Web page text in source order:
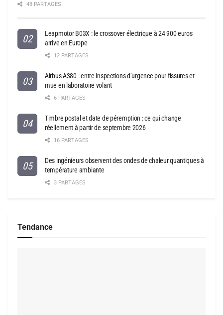
48 PARTAGES
Leapmotor B03X : le crossover électrique à 24 900 euros
arrive en Europe
12 PARTAGES
Airbus A380 : entre inspections d’urgence pour fissures et
mue en laboratoire volant
6 PARTAGES
Timbre postal et date de péremption : ce qui change
réellement à partir de septembre 2026
16 PARTAGES
Des ingénieurs observent des ondes de chaleur quantiques à
température ambiante
3 PARTAGES
Tendance